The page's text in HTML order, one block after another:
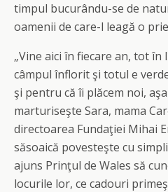
timpul bucurându-se de
oamenii de care-l leagă o
„Vine aici în fiecare an, tot în
câmpul înflorit şi totul e
şi pentru că îi plăcem noi,
marturiseşte Sara, mama
directoarea Fundaţiei Mihai
săsoaică povesteşte cu
ajuns Prinţul de Wales să
locurile lor, ce cadouri